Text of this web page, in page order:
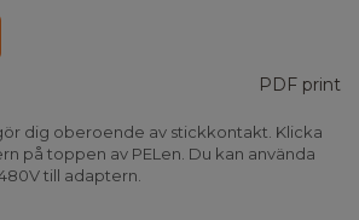
PDF print
dig oberoende av stickkontakt. Klicka
på toppen av PELen. Du kan använda
till adaptern.